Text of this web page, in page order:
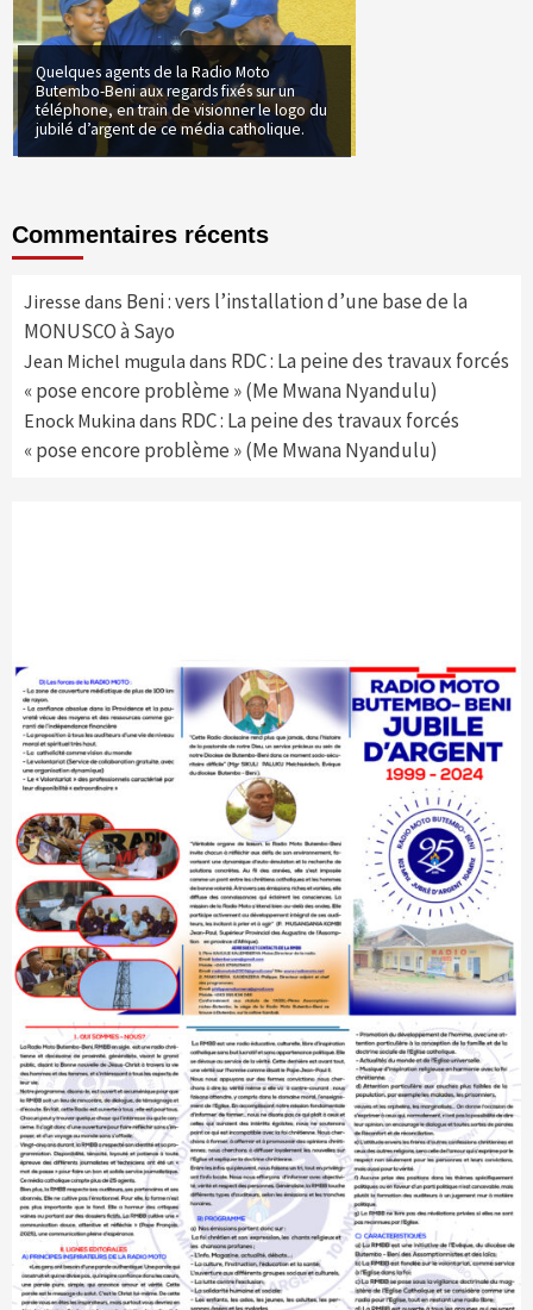
Quelques agents de la Radio Moto
Butembo-Beni aux regards fixés sur un
téléphone, en train de visionner le logo du
jubilé d’argent de ce média catholique.
Commentaires récents
Jiresse dans Beni : vers l’installation d’une base de la
MONUSCO à Sayo
Jean Michel mugula dans RDC : La peine des travaux forcés
« pose encore problème » (Me Mwana Nyandulu)
Enock Mukina dans RDC : La peine des travaux forcés
« pose encore problème » (Me Mwana Nyandulu)